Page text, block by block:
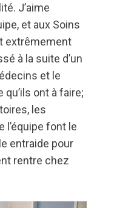
J’aime
et aux Soins
extrêmement
à la suite d’un
et le
ont à faire;
les
l’équipe font le
entraide pour
rentre chez